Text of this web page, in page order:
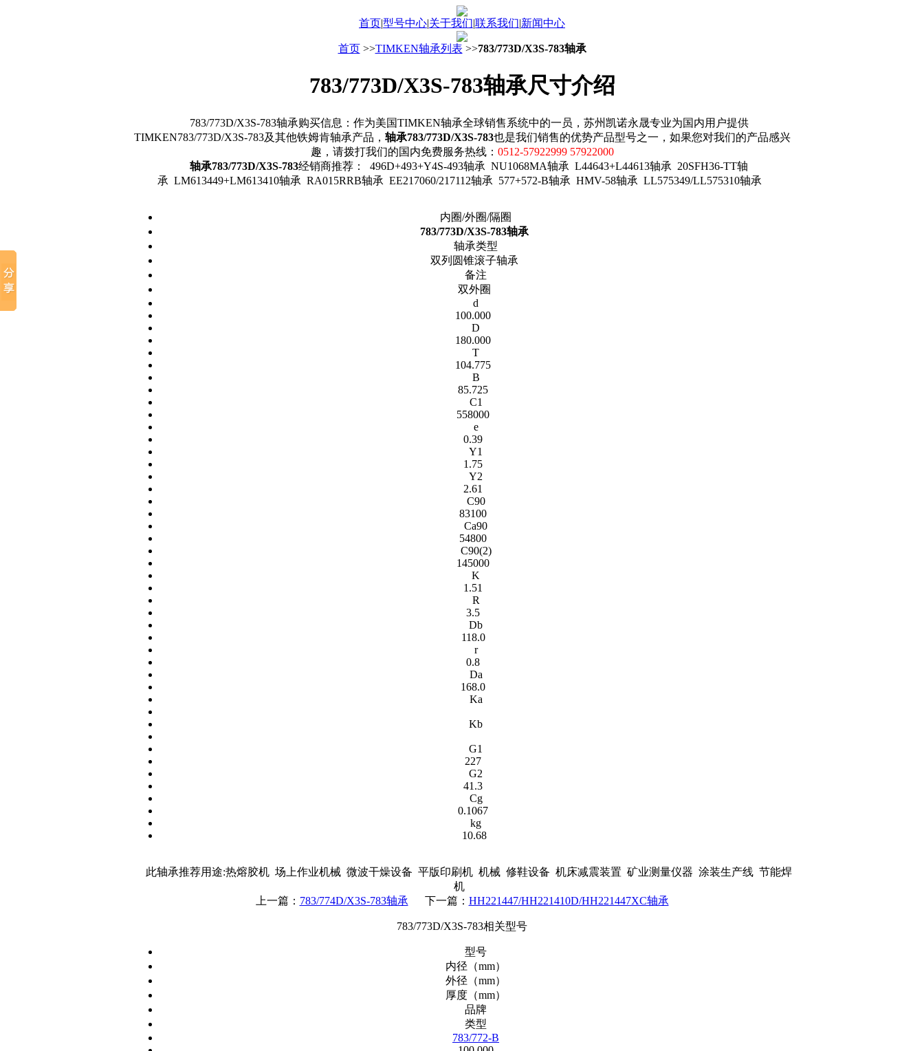
首页|型号中心|关于我们|联系我们|新闻中心
首页>>TIMKEN轴承列表 >>783/773D/X3S-783轴承
783/773D/X3S-783轴承尺寸介绍
783/773D/X3S-783轴承购买信息：作为美国TIMKEN轴承全球销售系统中的一员，苏州凯诺永晟专业为国内用户提供
TIMKEN783/773D/X3S-783及其他铁姆肯轴承产品， 轴承783/773D/X3S-783也是我们销售的优势产品型号之一，如果您对我们的产品感兴
趣，请拨打我们的国内免费服务热线： 0512-57922999 57922000
轴承783/773D/X3S-783经销商推荐： 496D+493+Y4S-493轴承 NU1068MA轴承 L44643+L44613轴承 20SFH36-TT轴
承 LM613449+LM613410轴承 RA015RRB轴承 EE217060/217112轴承 577+572-B轴承 HMV-58轴承 LL575349/LL575310轴承
内圈/外圈/隔圈
783/773D/X3S-783轴承
轴承类型
双列圆锥滚子轴承
备注
双外圈
d
100.000
D
180.000
T
104.775
B
85.725
C1
558000
e
0.39
Y1
1.75
Y2
2.61
C90
83100
Ca90
54800
C90(2)
145000
K
1.51
R
3.5
Db
118.0
r
0.8
Da
168.0
Ka
Kb
G1
227
G2
41.3
Cg
0.1067
kg
10.68
此轴承推荐用途:热熔胶机 场上作业机械 微波干燥设备 平版印刷机 机械 修鞋设备 机床减震装置 矿业测量仪器 涂装生产线 节能焊
机
上一篇： 783/774D/X3S-783轴承 下一篇： HH221447/HH221410D/HH221447XC轴承
783/773D/X3S-783相关型号
型号
内径（mm）
外径（mm）
厚度（mm）
品牌
类型
783/772-B